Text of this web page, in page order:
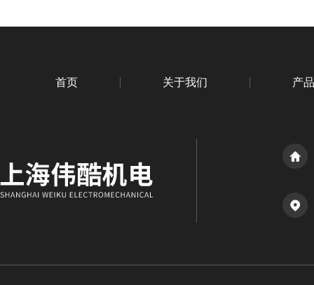
首页 关于我们 产